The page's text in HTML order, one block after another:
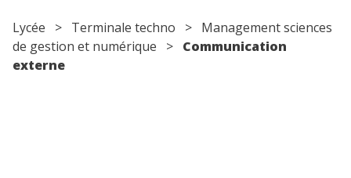
Lycée > Terminale techno > Management sciences
de gestion et numérique > Communication
externe